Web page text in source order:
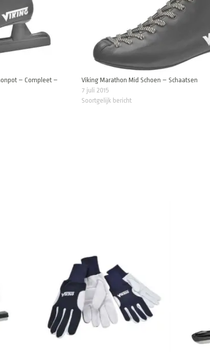
– Compleet –
Viking Marathon Mid Schoen – Schaatsen
7 juli 2015
Soortgelijk bericht